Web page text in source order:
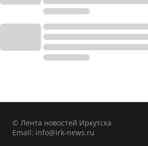
© Лента новостей Иркутска
Email: info@irk-news.ru